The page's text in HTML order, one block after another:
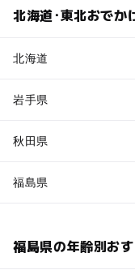
北海道･東北おでか
北海道
岩手県
秋田県
福島県
福島県の年齢別お